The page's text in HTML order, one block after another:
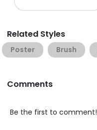
Related Styles
Poster Brush
Comments
Be the first to comment!